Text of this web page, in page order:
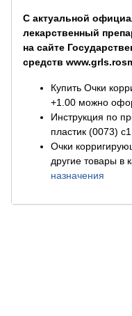
С актуальной
лекарственный
на сайте
средств
Купить Очки
+1.00 можно
Инструкция по
пластик (0073)
Очки
другие товары в
назначения